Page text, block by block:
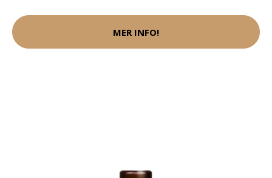
MER INFO!